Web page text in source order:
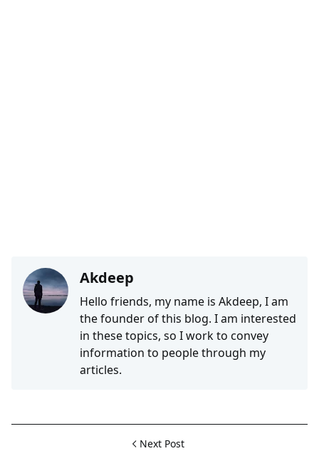
Akdeep
Hello friends, my name is Akdeep, I am
the founder of this blog. I am interested
in these topics, so I work to convey
information to people through my
articles.
Next Post